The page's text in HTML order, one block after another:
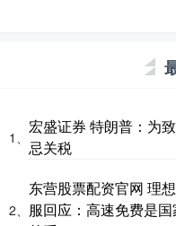
1、
宏盛证券 特朗普：为
忌关税
2、
东营股票配资官网 理
服回应：高速免费是